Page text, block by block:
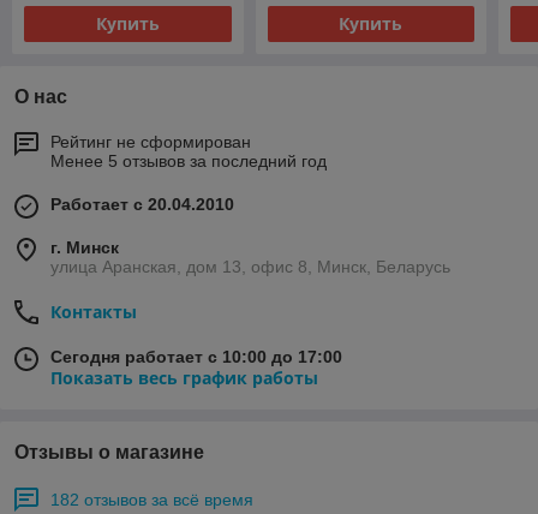
Купить Купить
О нас
Рейтинг не сформирован
Менее 5 отзывов за последний год
Работает с 20.04.2010
г. Минск
улица Аранская, дом 13, офис 8, Минск, Беларусь
Контакты
Сегодня работает с 10:00 до 17:00
Показать весь график работы
Отзывы о магазине
182 отзывов за всё время